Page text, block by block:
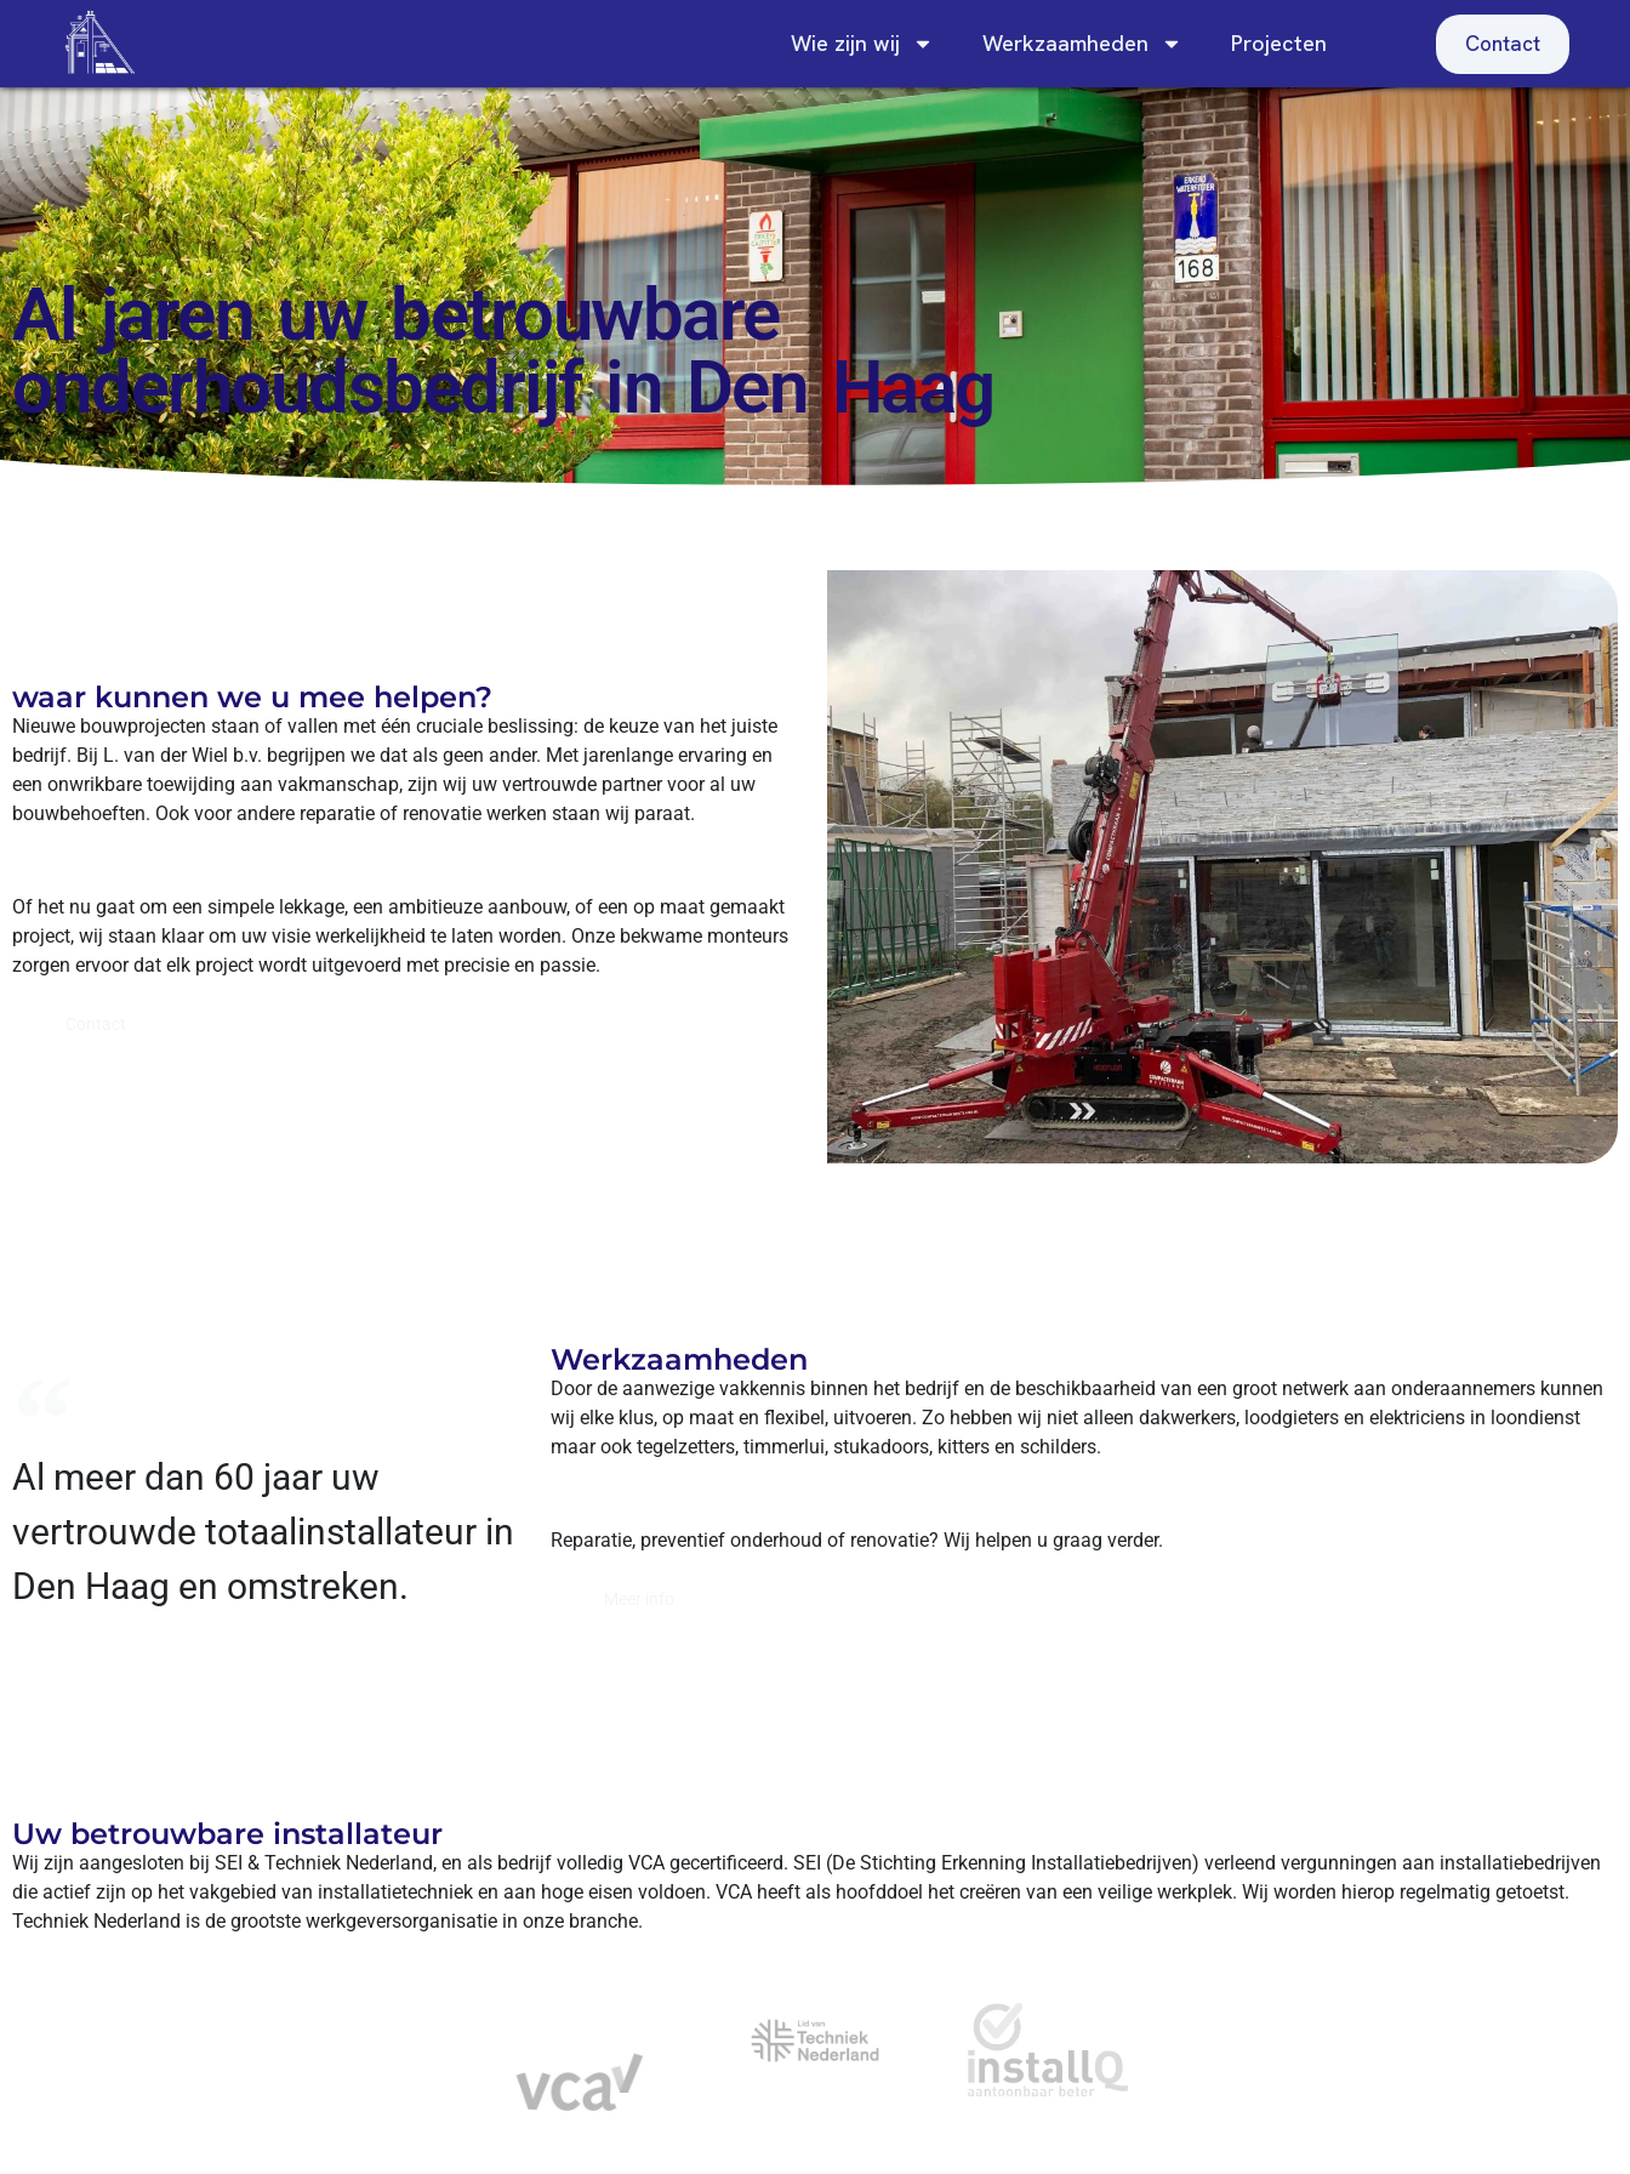
Wie zijn wij Werkzaamheden Projecten Contact
Al jaren uw betrouwbare
onderhoudsbedrijf in Den Haag
waar kunnen we u mee helpen?
Nieuwe bouwprojecten staan of vallen met één cruciale beslissing: de keuze van het juiste
bedrijf. Bij L. van der Wiel b.v. begrijpen we dat als geen ander. Met jarenlange ervaring en
een onwrikbare toewijding aan vakmanschap, zijn wij uw vertrouwde partner voor al uw
bouwbehoeften. Ook voor andere reparatie of renovatie werken staan wij paraat.
Of het nu gaat om een simpele lekkage, een ambitieuze aanbouw, of een op maat gemaakt
project, wij staan klaar om uw visie werkelijkheid te laten worden. Onze bekwame monteurs
zorgen ervoor dat elk project wordt uitgevoerd met precisie en passie.
Al meer dan 60 jaar uw
vertrouwde totaalinstallateur in
Den Haag en omstreken.
Werkzaamheden
Door de aanwezige vakkennis binnen het bedrijf en de beschikbaarheid van een groot netwerk aan onderaannemers kunnen
wij elke klus, op maat en flexibel, uitvoeren. Zo hebben wij niet alleen dakwerkers, loodgieters en elektriciens in loondienst
maar ook tegelzetters, timmerlui, stukadoors, kitters en schilders.
Reparatie, preventief onderhoud of renovatie? Wij helpen u graag verder.
Uw betrouwbare installateur
Wij zijn aangesloten bij SEI & Techniek Nederland, en als bedrijf volledig VCA gecertificeerd. SEI (De Stichting Erkenning Installatiebedrijven) verleend vergunningen aan installatiebedrijven
die actief zijn op het vakgebied van installatietechniek en aan hoge eisen voldoen. VCA heeft als hoofddoel het creëren van een veilige werkplek. Wij worden hierop regelmatig getoetst.
Techniek Nederland is de grootste werkgeversorganisatie in onze branche.